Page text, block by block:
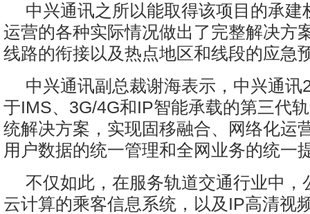
中兴通讯之所以能取得该项目的承建
运营的各种实际情况做出了完整解决方
线路的衔接以及热点地区和线段的应急
中兴通讯副总裁谢海表示，中兴通讯
于IMS、3G/4G和IP智能承载的第三代
统解决方案，实现固移融合、网络化运
用户数据的统一管理和全网业务的统一
不仅如此，在服务轨道交通行业中，
云计算的乘客信息系统，以及IP高清视